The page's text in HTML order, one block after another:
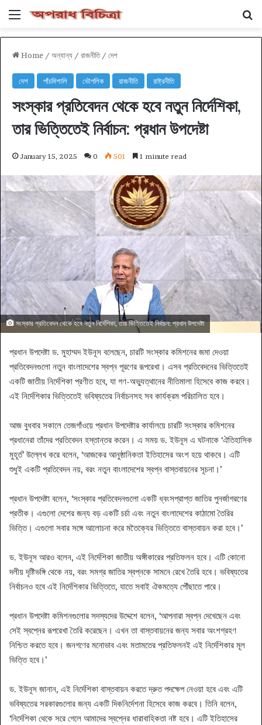
Menu
Home / অন্যান্য / রাজনীতি / দেশ
দেশ পাঁচমিশালি ভৌগলিক রাজনীতি রাষ্ট্রনীতি
সংস্কার প্রতিবেদন থেকে হবে নতুন নির্দেশিকা,
তার ভিত্তিতেই নির্বাচন: প্রধান উপদেষ্টা
January 15, 2025 0 501 1 minute read
সংস্কার প্রতিবেদন থেকে হবে নতুন নির্দেশিকা, তার ভিত্তিতেই নির্বাচন: প্রধান উপদেষ্টা
প্রধান উপদেষ্টা ড. মুহাম্মদ ইউনূস বলেছেন, চারটি সংস্কার কমিশনের জমা দেওয়া
প্রতিবেদনগুলো নতুন বাংলাদেশের স্বপ্ন পূরণের রূপরেখা। এসব প্রতিবেদনের ভিত্তিতেই
একটি জাতীয় নির্দেশিকা প্রণীত হবে, যা গণ-অভ্যুত্থানের নীতিমালা হিসেবে কাজ করবে।
এই নির্দেশিকার ভিত্তিতেই ভবিষ্যতের নির্বাচনসহ সব কার্যক্রম পরিচালিত হবে।
আজ বুধবার সকালে তেজগাঁওয়ে প্রধান উপদেষ্টার কার্যালয়ে চারটি সংস্কার কমিশনের
প্রধানেরা তাঁদের প্রতিবেদন হস্তান্তর করেন। এ সময় ড. ইউনূস এ ঘটনাকে ‘ঐতিহাসিক
মুহূর্ত’ উল্লেখ করে বলেন, ‘আজকের আনুষ্ঠানিকতা ইতিহাসের অংশ হয়ে থাকবে। এটি
শুধুই একটি প্রতিবেদন নয়, বরং নতুন বাংলাদেশের স্বপ্ন বাস্তবায়নের সূচনা।’
প্রধান উপদেষ্টা বলেন, ‘সংস্কার প্রতিবেদনগুলো একটি ধ্বংসপ্রাপ্ত জাতির পুনর্জাগরণের
প্রতীক। এগুলো দেশের জন্য বড় একটি চর্চা এবং নতুন বাংলাদেশের কাঠামো তৈরির
ভিত্তি। এগুলো সবার সঙ্গে আলোচনা করে মতৈক্যের ভিত্তিতে বাস্তবায়ন করা হবে।’
ড. ইউনূস আরও বলেন, এই নির্দেশিকা জাতীয় অঙ্গীকারের প্রতিফলন হবে। এটি কোনো
দলীয় দৃষ্টিভঙ্গি থেকে নয়, বরং সমগ্র জাতির স্বপ্নকে সামনে রেখে তৈরি হবে। ভবিষ্যতের
নির্বাচনও হবে এই নির্দেশিকার ভিত্তিতে, যাতে সবাই ঐকমত্যে পৌঁছাতে পারে।
প্রধান উপদেষ্টা কমিশনগুলোর সদস্যদের উদ্দেশে বলেন, ‘আপনারা স্বপ্ন দেখেছেন এবং
সেই স্বপ্নের রূপরেখা তৈরি করেছেন। এখন তা বাস্তবায়নের জন্য সবার অংশগ্রহণ
নিশ্চিত করতে হবে। জনগণের মনোভাব এবং মতামতের প্রতিফলনই এই নির্দেশিকার মূল
ভিত্তি হবে।’
ড. ইউনূস জানান, এই নির্দেশিকা বাস্তবায়ন করতে দ্রুত পদক্ষেপ নেওয়া হবে এবং এটি
ভবিষ্যতের সরকারগুলোর জন্য একটি দিকনির্দেশনা হিসেবে কাজ করবে। তিনি বলেন,
‘নির্দেশিকা থেকে সরে গেলে আমাদের স্বপ্নের ধারাবাহিকতা নষ্ট হবে। এটি ইতিহাসের